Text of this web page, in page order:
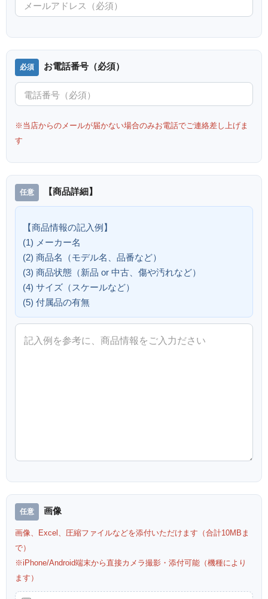
お電話番号（必須）
※当店からのメールが届かない場合のみお電話でご連絡差し上げま
す
【商品詳細】
【商品情報の記入例】
(1) メーカー名
(2) 商品名（モデル名、品番など）
(3) 商品状態（新品 or 中古、傷や汚れなど）
(4) サイズ（スケールなど）
(5) 付属品の有無
画像
画像、Excel、圧縮ファイルなどを添付いただけます（合計10MBま
で）
※iPhone/Android端末から直接カメラ撮影・添付可能（機種により
ます）